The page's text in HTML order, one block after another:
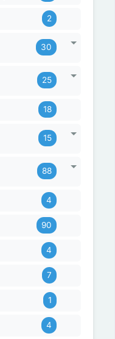
2
30
25
18
15
88
4
90
4
7
1
4